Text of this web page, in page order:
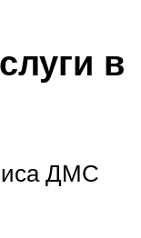
в
ДМС